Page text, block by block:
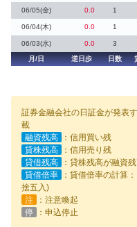
06/05(金) 0.0 1
06/04(木) 0.0 1
06/03(水) 0.0 3
月/日
逆日歩 日数
証券金融会社の日証金が発表
載
融資残高
：信用買い残
貸株残高
：信用売り残
貸借残高
：貸株残高が融資
貸借倍率
：貸借倍率の計算
捨五入)
注
：注意喚起
停
：申込停止